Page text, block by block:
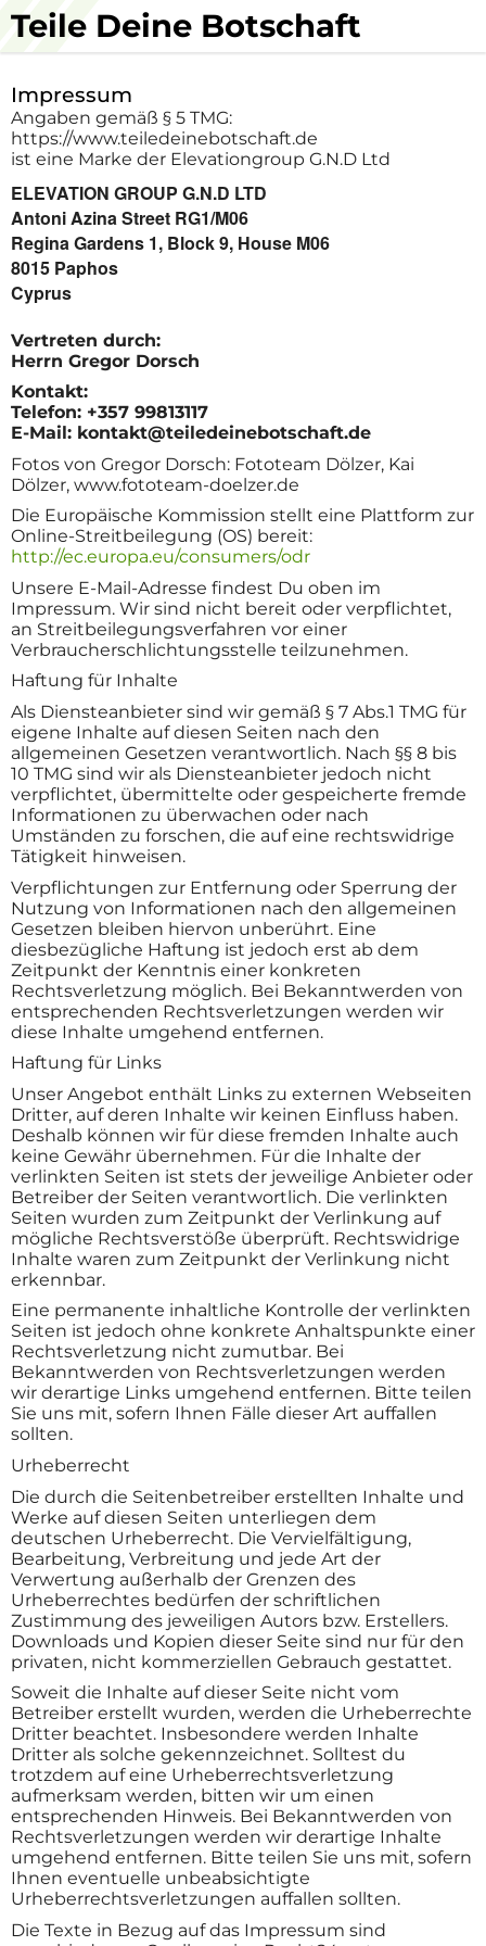
Teile Deine Botschaft
Impressum
Angaben gemäß § 5 TMG:
https://www.teiledeinebotschaft.de
ist eine Marke der Elevationgroup G.N.D Ltd
ELEVATION GROUP G.N.D LTD
Antoni Azina Street RG1/M06
Regina Gardens 1, Block 9, House M06
8015 Paphos
Cyprus
Vertreten durch:
Herrn Gregor Dorsch
Kontakt:
Telefon: +357 99813117
E-Mail: kontakt@teiledeinebotschaft.de
Fotos von Gregor Dorsch: Fototeam Dölzer, Kai
Dölzer, www.fototeam-doelzer.de
Die Europäische Kommission stellt eine Plattform zur
Online-Streitbeilegung (OS) bereit:
http://ec.europa.eu/consumers/odr
Unsere E-Mail-Adresse findest Du oben im
Impressum. Wir sind nicht bereit oder verpflichtet,
an Streitbeilegungsverfahren vor einer
Verbraucherschlichtungsstelle teilzunehmen.
Haftung für Inhalte
Als Diensteanbieter sind wir gemäß § 7 Abs.1 TMG für
eigene Inhalte auf diesen Seiten nach den
allgemeinen Gesetzen verantwortlich. Nach §§ 8 bis
10 TMG sind wir als Diensteanbieter jedoch nicht
verpflichtet, übermittelte oder gespeicherte fremde
Informationen zu überwachen oder nach
Umständen zu forschen, die auf eine rechtswidrige
Tätigkeit hinweisen.
Verpflichtungen zur Entfernung oder Sperrung der
Nutzung von Informationen nach den allgemeinen
Gesetzen bleiben hiervon unberührt. Eine
diesbezügliche Haftung ist jedoch erst ab dem
Zeitpunkt der Kenntnis einer konkreten
Rechtsverletzung möglich. Bei Bekanntwerden von
entsprechenden Rechtsverletzungen werden wir
diese Inhalte umgehend entfernen.
Haftung für Links
Unser Angebot enthält Links zu externen Webseiten
Dritter, auf deren Inhalte wir keinen Einfluss haben.
Deshalb können wir für diese fremden Inhalte auch
keine Gewähr übernehmen. Für die Inhalte der
verlinkten Seiten ist stets der jeweilige Anbieter oder
Betreiber der Seiten verantwortlich. Die verlinkten
Seiten wurden zum Zeitpunkt der Verlinkung auf
mögliche Rechtsverstöße überprüft. Rechtswidrige
Inhalte waren zum Zeitpunkt der Verlinkung nicht
erkennbar.
Eine permanente inhaltliche Kontrolle der verlinkten
Seiten ist jedoch ohne konkrete Anhaltspunkte einer
Rechtsverletzung nicht zumutbar. Bei
Bekanntwerden von Rechtsverletzungen werden
wir derartige Links umgehend entfernen. Bitte teilen
Sie uns mit, sofern Ihnen Fälle dieser Art auffallen
sollten.
Urheberrecht
Die durch die Seitenbetreiber erstellten Inhalte und
Werke auf diesen Seiten unterliegen dem
deutschen Urheberrecht. Die Vervielfältigung,
Bearbeitung, Verbreitung und jede Art der
Verwertung außerhalb der Grenzen des
Urheberrechtes bedürfen der schriftlichen
Zustimmung des jeweiligen Autors bzw. Erstellers.
Downloads und Kopien dieser Seite sind nur für den
privaten, nicht kommerziellen Gebrauch gestattet.
Soweit die Inhalte auf dieser Seite nicht vom
Betreiber erstellt wurden, werden die Urheberrechte
Dritter beachtet. Insbesondere werden Inhalte
Dritter als solche gekennzeichnet. Solltest du
trotzdem auf eine Urheberrechtsverletzung
aufmerksam werden, bitten wir um einen
entsprechenden Hinweis. Bei Bekanntwerden von
Rechtsverletzungen werden wir derartige Inhalte
umgehend entfernen. Bitte teilen Sie uns mit, sofern
Ihnen eventuelle unbeabsichtigte
Urheberrechtsverletzungen auffallen sollten.
Die Texte in Bezug auf das Impressum sind